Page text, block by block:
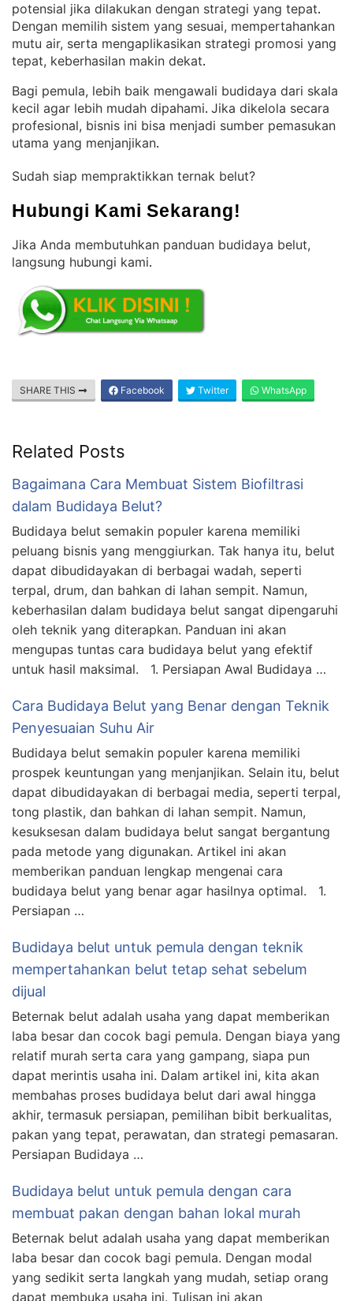
potensial jika dilakukan dengan strategi yang tepat
Dengan memilih sistem yang sesuai, mempertahankan
mutu air, serta mengaplikasikan strategi promosi yang
tepat, keberhasilan makin dekat.
Bagi pemula, lebih baik mengawali budidaya dari skala
kecil agar lebih mudah dipahami. Jika dikelola secara
profesional, bisnis ini bisa menjadi sumber pemasukan
utama yang menjanjikan.
Sudah siap mempraktikkan ternak belut?
Hubungi Kami Sekarang!
Jika Anda membutuhkan panduan budidaya belut,
langsung hubungi kami.
SHARE THIS Facebook Twitter WhatsApp
Related Posts
Bagaimana Cara Membuat Sistem Biofiltrasi
dalam Budidaya Belut?
Budidaya belut semakin populer karena memiliki
peluang bisnis yang menggiurkan. Tak hanya itu, belut
dapat dibudidayakan di berbagai wadah, seperti
terpal, drum, dan bahkan di lahan sempit. Namun,
keberhasilan dalam budidaya belut sangat dipengaruhi
oleh teknik yang diterapkan. Panduan ini akan
mengupas tuntas cara budidaya belut yang efektif
untuk hasil maksimal. 1. Persiapan Awal Budidaya …
Cara Budidaya Belut yang Benar dengan Teknik
Penyesuaian Suhu Air
Budidaya belut semakin populer karena memiliki
prospek keuntungan yang menjanjikan. Selain itu, belut
dapat dibudidayakan di berbagai media, seperti terpal,
tong plastik, dan bahkan di lahan sempit. Namun,
kesuksesan dalam budidaya belut sangat bergantung
pada metode yang digunakan. Artikel ini akan
memberikan panduan lengkap mengenai cara
budidaya belut yang benar agar hasilnya optimal. 1.
Persiapan …
Budidaya belut untuk pemula dengan teknik
mempertahankan belut tetap sehat sebelum
dijual
Beternak belut adalah usaha yang dapat memberikan
laba besar dan cocok bagi pemula. Dengan biaya yang
relatif murah serta cara yang gampang, siapa pun
dapat merintis usaha ini. Dalam artikel ini, kita akan
membahas proses budidaya belut dari awal hingga
akhir, termasuk persiapan, pemilihan bibit berkualitas,
pakan yang tepat, perawatan, dan strategi pemasaran.
Persiapan Budidaya …
Budidaya belut untuk pemula dengan cara
membuat pakan dengan bahan lokal murah
Beternak belut adalah usaha yang dapat memberikan
laba besar dan cocok bagi pemula. Dengan modal
yang sedikit serta langkah yang mudah, setiap orang
dapat membuka usaha ini. Tulisan ini akan